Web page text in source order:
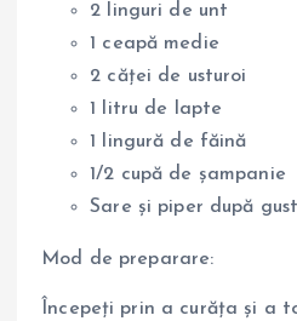
2 linguri de unt
1 ceapă medie
2 căței de usturoi
1 litru de lapte
1 lingură de făină
1/2 cupă de șampanie
Sare și piper după gust
Mod de preparare:
Începeți prin a curăța și a